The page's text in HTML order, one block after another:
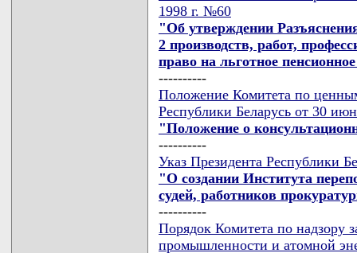
1998 г. №60
"Об утверждении
2 производств, работ,
право на льготное
----------
Положение Комитета по
Республики Беларусь от 30
"Положение о
----------
Указ Президента Республики
"О создании Института
судей, работников
----------
Порядок Комитета по надзору
промышленности и атомной